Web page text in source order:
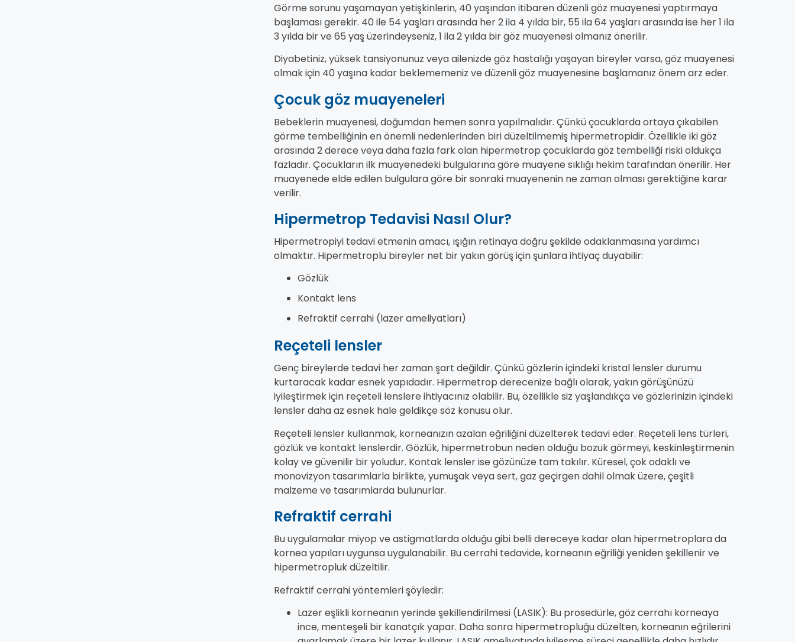
Görme sorunu yaşamayan yetişkinlerin, 40 yaşından itibaren düzenli göz muayenesi yaptırmaya
başlaması gerekir. 40 ile 54 yaşları arasında her 2 ila 4 yılda bir, 55 ila 64 yaşları arasında ise her 1 ila
3 yılda bir ve 65 yaş üzerindeyseniz, 1 ila 2 yılda bir göz muayenesi olmanız önerilir.
Diyabetiniz, yüksek tansiyonunuz veya ailenizde göz hastalığı yaşayan bireyler varsa, göz muayenesi
olmak için 40 yaşına kadar beklememeniz ve düzenli göz muayenesine başlamanız önem arz eder.
Çocuk göz muayeneleri
Bebeklerin muayenesi, doğumdan hemen sonra yapılmalıdır. Çünkü çocuklarda ortaya çıkabilen
görme tembelliğinin en önemli nedenlerinden biri düzeltilmemiş hipermetropidir. Özellikle iki göz
arasında 2 derece veya daha fazla fark olan hipermetrop çocuklarda göz tembelliği riski oldukça
fazladır. Çocukların ilk muayenedeki bulgularına göre muayene sıklığı hekim tarafından önerilir. Her
muayenede elde edilen bulgulara göre bir sonraki muayenenin ne zaman olması gerektiğine karar
verilir.
Hipermetrop Tedavisi Nasıl Olur?
Hipermetropiyi tedavi etmenin amacı, ışığın retinaya doğru şekilde odaklanmasına yardımcı
olmaktır. Hipermetroplu bireyler net bir yakın görüş için şunlara ihtiyaç duyabilir:
Gözlük
Kontakt lens
Refraktif cerrahi (lazer ameliyatları)
Reçeteli lensler
Genç bireylerde tedavi her zaman şart değildir. Çünkü gözlerin içindeki kristal lensler durumu
kurtaracak kadar esnek yapıdadır. Hipermetrop derecenize bağlı olarak, yakın görüşünüzü
iyileştirmek için reçeteli lenslere ihtiyacınız olabilir. Bu, özellikle siz yaşlandıkça ve gözlerinizin içindeki
lensler daha az esnek hale geldikçe söz konusu olur.
Reçeteli lensler kullanmak, korneanızın azalan eğriliğini düzelterek tedavi eder. Reçeteli lens türleri,
gözlük ve kontakt lenslerdir. Gözlük, hipermetrobun neden olduğu bozuk görmeyi, keskinleştirmenin
kolay ve güvenilir bir yoludur. Kontak lensler ise gözünüze tam takılır. Küresel, çok odaklı ve
monovizyon tasarımlarla birlikte, yumuşak veya sert, gaz geçirgen dahil olmak üzere, çeşitli
malzeme ve tasarımlarda bulunurlar.
Refraktif cerrahi
Bu uygulamalar miyop ve astigmatlarda olduğu gibi belli dereceye kadar olan hipermetroplara da
kornea yapıları uygunsa uygulanabilir. Bu cerrahi tedavide, korneanın eğriliği yeniden şekillenir ve
hipermetropluk düzeltilir.
Refraktif cerrahi yöntemleri şöyledir:
Lazer eşlikli korneanın yerinde şekillendirilmesi (LASIK): Bu prosedürle, göz cerrahı korneaya
ince, menteşeli bir kanatçık yapar. Daha sonra hipermetropluğu düzelten, korneanın eğrilerini